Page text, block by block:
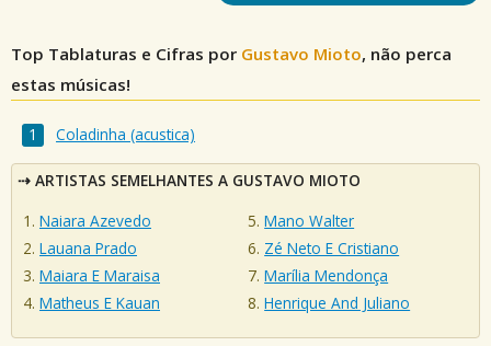
Top Tablaturas e Cifras por Gustavo Mioto, não perca
estas músicas!
Coladinha (acustica)
ARTISTAS SEMELHANTES A GUSTAVO MIOTO
Naiara Azevedo
Lauana Prado
Maiara E Maraisa
Matheus E Kauan
Mano Walter
Zé Neto E Cristiano
Marília Mendonça
Henrique And Juliano